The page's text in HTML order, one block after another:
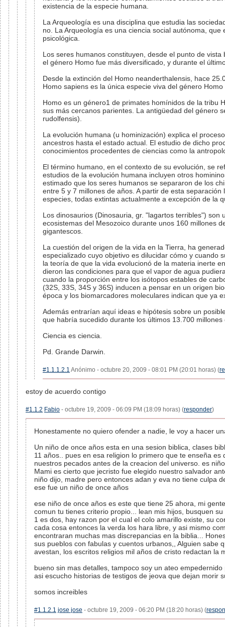
existencia de la especie humana.
La Arqueología es una disciplina que estudia las
no. La Arqueología es una ciencia social autónoma,
psicológica.
Los seres humanos constituyen, desde el punto de
el género Homo fue más diversificado, y durante el
Desde la extinción del Homo neanderthalensis, hace
Homo sapiens es la única especie viva del género
Homo es un género1 de primates homínidos de la tribu
sus más cercanos parientes. La antigüedad del género
rudolfensis).
La evolución humana (u hominización) explica el
ancestros hasta el estado actual. El estudio de dicho
conocimientos procedentes de ciencias como la
El término humano, en el contexto de su evolución, se
estudios de la evolución humana incluyen otros
estimado que los seres humanos se separaron de los
entre 5 y 7 millones de años. A partir de esta
especies, todas extintas actualmente a excepción de la
Los dinosaurios (Dinosauria, gr. "lagartos terribles")
ecosistemas del Mesozoico durante unos 160 millones
gigantescos.
La cuestión del origen de la vida en la Tierra, ha
especializado cuyo objetivo es dilucidar cómo y cuando
la teoría de que la vida evolucionó de la materia inerte
dieron las condiciones para que el vapor de agua
cuando la proporción entre los isótopos estables de
(32S, 33S, 34S y 36S) inducen a pensar en un origen
época y los biomarcadores moleculares indican que ya
Además entrarían aquí ideas e hipótesis sobre un
que habría sucedido durante los últimos 13.700
Ciencia es ciencia.
Pd. Grande Darwin.
#1.1.1.2.1 Anónimo - octubre 20, 2009 - 08:01 PM (20:01 horas) (
estoy de acuerdo contigo
#1.1.2 Fabio - octubre 19, 2009 - 06:09 PM (18:09 horas) (responder)
Honestamente no quiero ofender a nadie, le voy a hacer
Un niño de once años esta en una sesion biblica, clases
11 años.. pues en esa religion lo primero que te enseña
nuestros pecados antes de la creacion del universo. es
Mami es cierto que jecristo fue elegido nuestro salvador
niño dijo, madre pero entonces adan y eva no tiene culpa
ese fue un niño de once años
ese niño de once años es este que tiene 25 ahora, mi
comun tu tienes criterio propio... lean mis hijos, busquen
1 es dos, hay razon por el cual el colo amarillo existe, su
cada cosa entonces la verda los hara libre, y asi mismo
encontraran muchas mas discrepancias en la biblia...
sus pueblos con fabulas y cuentos urbanos,, Alguien sabe
avestan, los escritos religios mil años de cristo redactan la
bueno sin mas detalles, tampoco soy un ateo
asi escucho historias de testigos de jeova que dejan morir
somos increibles
#1.1.2.1 jose jose - octubre 19, 2009 - 06:20 PM (18:20 horas) (